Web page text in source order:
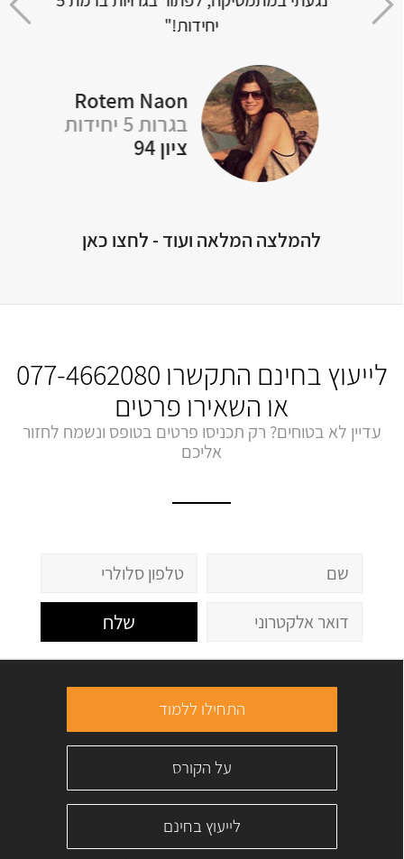
יחידות!"
Rotem Naon
בגרות 5 יחידות
ציון 94
להמלצה המלאה ועוד - לחצו כאן
לייעוץ בחינם התקשרו 077-4662080
או השאירו פרטים
עדיין לא בטוחים? רק תכניסו פרטים בטופס ונשמח לחזור
אליכם
שלח
התחילו ללמוד
על הקורס
לייעוץ בחינם